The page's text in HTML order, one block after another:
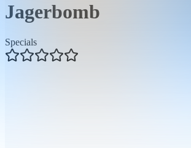
Jagerbomb
Specials